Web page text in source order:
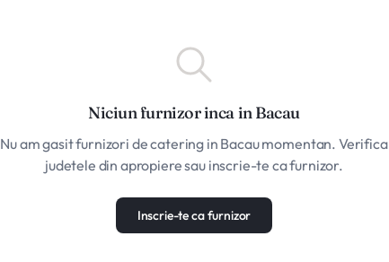
Niciun furnizor inca in Bacau
Nu am gasit furnizori de catering in Bacau momentan. Verifica
judetele din apropiere sau inscrie-te ca furnizor.
Inscrie-te ca furnizor